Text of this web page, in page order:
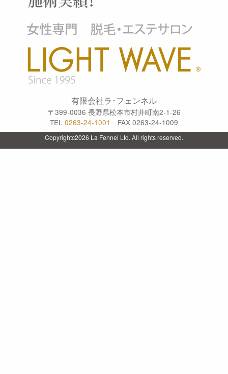
有限会社ラ･フェンネル
〒399-0036 長野県松本市村井町南2-1-26
TEL 0263-24-1001 FAX 0263-24-1009
Copyrightc2026 La Fennel Ltd. All rights reserved.